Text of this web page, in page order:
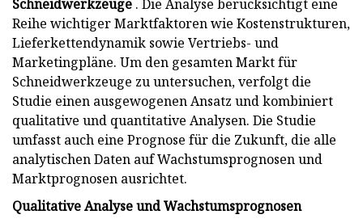
Schneidwerkzeuge . Die Analyse berücksichtigt eine
Reihe wichtiger Marktfaktoren wie Kostenstrukturen,
Lieferkettendynamik sowie Vertriebs- und
Marketingpläne. Um den gesamten Markt für
Schneidwerkzeuge zu untersuchen, verfolgt die
Studie einen ausgewogenen Ansatz und kombiniert
qualitative und quantitative Analysen. Die Studie
umfasst auch eine Prognose für die Zukunft, die alle
analytischen Daten auf Wachstumsprognosen und
Marktprognosen ausrichtet.
Qualitative Analyse und Wachstumsprognosen